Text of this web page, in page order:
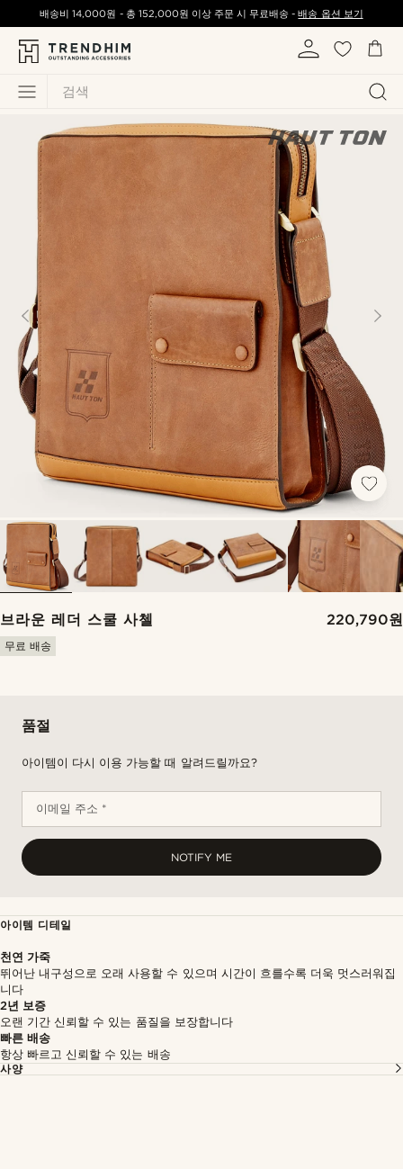
검색
배송비14,000원 - 총 152,000원 이상 주문 시 무료배송 -배송 옵션 보기
브라운 레더 스쿨 사첼 220,790원
무료 배송
품절
아이템이 다시 이용 가능할 때 알려드릴까요?
이메일 주소 *
NOTIFY ME
아이템 디테일
천연 가죽
뛰어난 내구성으로 오래 사용할 수 있으며 시간이 흐를수록 더욱 멋스러워집
니다
2년 보증
오랜 기간 신뢰할 수 있는 품질을 보장합니다
빠른 배송
항상 빠르고 신뢰할 수 있는 배송
사양